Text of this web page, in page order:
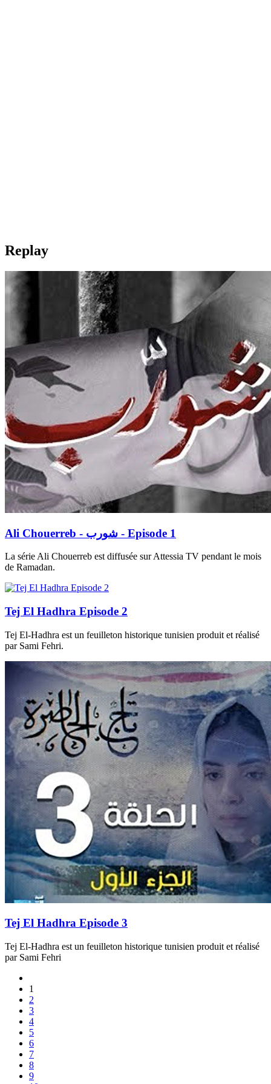
Replay
Ali Chouerreb - شورب - Episode 1
La série Ali Chouerreb est diffusée sur Attessia TV pendant le mois
de Ramadan.
Tej El Hadhra Episode 2
Tej El-Hadhra est un feuilleton historique tunisien produit et réalisé
par Sami Fehri.
Tej El Hadhra Episode 3
Tej El-Hadhra est un feuilleton historique tunisien produit et réalisé
par Sami Fehri
1
2
3
4
5
6
7
8
9